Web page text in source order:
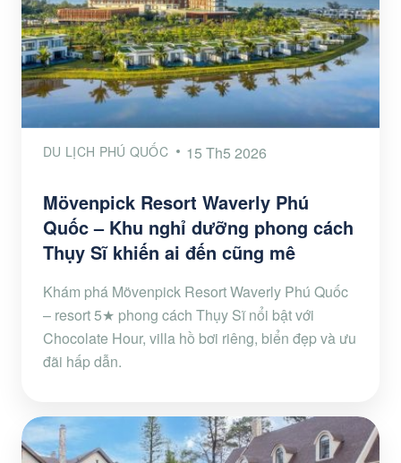
DU LỊCH PHÚ QUỐC 15 Th5 2026
Mövenpick Resort Waverly Phú
Quốc – Khu nghỉ dưỡng phong cách
Thụy Sĩ khiến ai đến cũng mê
Khám phá Mövenpick Resort Waverly Phú Quốc
– resort 5★ phong cách Thụy Sĩ nổi bật với
Chocolate Hour, villa hồ bơi riêng, biển đẹp và ưu
đãi hấp dẫn.